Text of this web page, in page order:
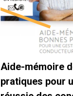
Aide-mémoire
pratiques pour